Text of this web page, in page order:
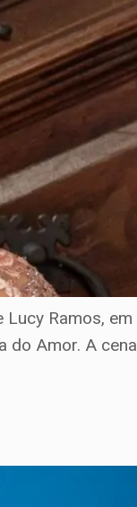
Ramos, em
do Amor. A cena